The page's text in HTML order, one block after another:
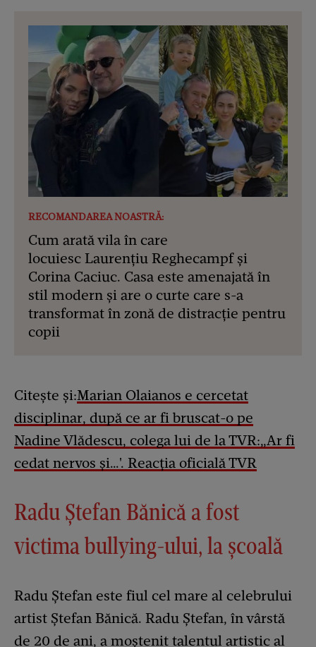
RECOMANDAREA NOASTRĂ:
Cum arată vila în care
locuiesc Laurențiu Reghecampf și
Corina Caciuc. Casa este amenajată în
stil modern și are o curte care s-a
transformat în zonă de distracție pentru
copii
Citește și:Marian Olaianos e cercetat
disciplinar, după ce ar fi bruscat-o pe
Nadine Vlădescu, colega lui de la TVR:„Ar fi
cedat nervos și…'. Reacția oficială TVR
Radu Ștefan Bănică a fost
victima bullying-ului, la școală
Radu Ștefan este fiul cel mare al celebrului
artist Ștefan Bănică. Radu Ștefan, în vârstă
de 20 de ani, a moștenit talentul artistic al